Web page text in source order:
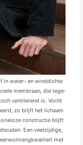
in water- en winddichte
membraan, die tege­
ventilerend is. Vocht
zo blijft het lichaam
constructie blijft
Een veelzijdige,
met